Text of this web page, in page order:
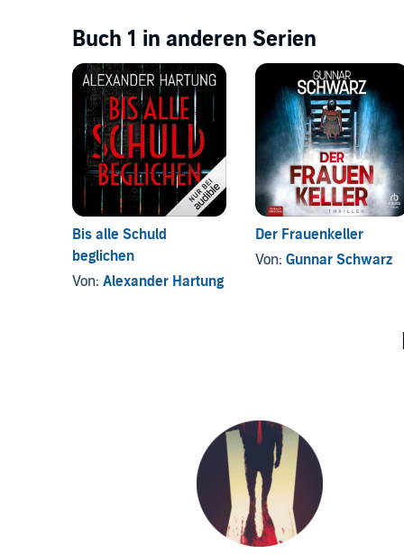
Buch 1 in anderen Serien
Bis alle Schuld
beglichen
Von: Alexander Hartung
Der Frauenkeller
Von: Gunnar Schwarz